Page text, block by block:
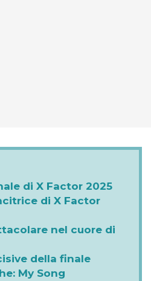
di X Factor 2025
di X Factor
nel cuore di
della finale
My Song